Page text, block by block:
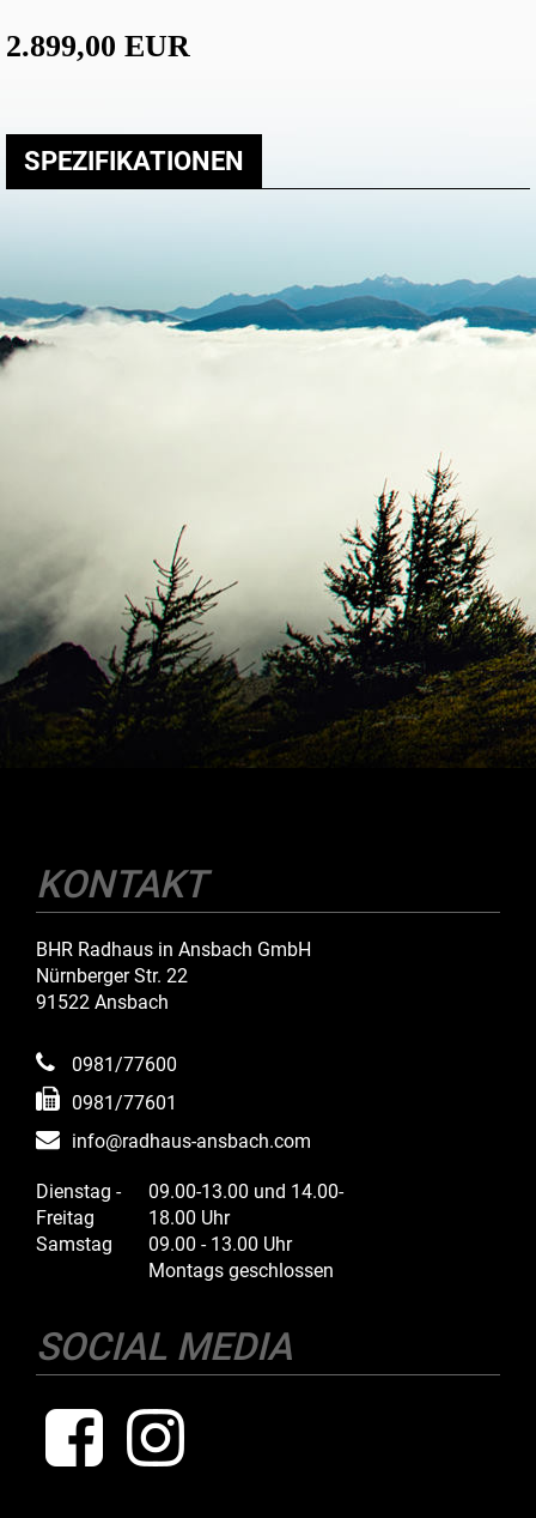
2.899,00 EUR
SPEZIFIKATIONEN
KONTAKT
BHR Radhaus in Ansbach GmbH
Nürnberger Str. 22
91522 Ansbach
0981/77600
0981/77601
info@radhaus-ansbach.com
Dienstag -
Freitag
09.00-13.00 und 14.00-
18.00 Uhr
Samstag
09.00 - 13.00 Uhr
Montags geschlossen
SOCIAL MEDIA